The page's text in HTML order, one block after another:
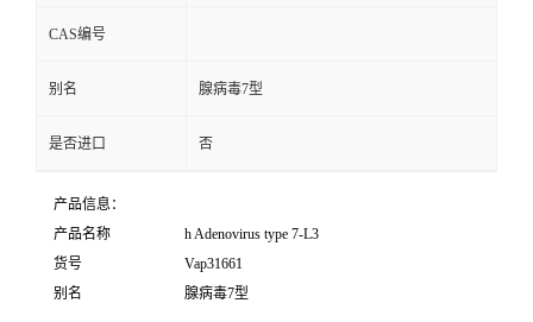
CAS编号
别名 腺病毒7型
是否进口 否
产品信息：
产品名称
h Adenovirus type 7-L3
货号
Vap31661
别名
腺病毒7型